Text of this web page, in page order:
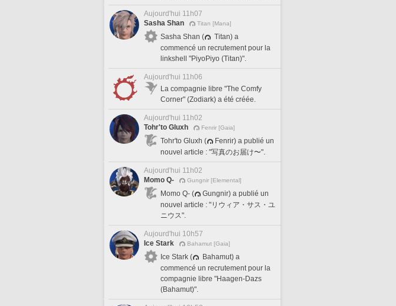
Aujourd'hui 11h07
Sasha Shan
Titan [Mana]
Sasha Shan (
Titan) a
commencé un recrutement pour la
linkshell "PiyoPiyo (Titan)".
Aujourd'hui 11h06
La compagnie libre "The Comfy
Corner" (Zodiark) a été créée.
Aujourd'hui 11h02
Tohr'to Gluxh
Fenrir [Gaia]
Tohr'to Gluxh (
Fenrir) a publié un
nouvel article : "写真のお届け〜".
Aujourd'hui 11h02
Momo Q-
Gungnir [Elemental]
Momo Q- (
Gungnir) a publié un
nouvel article : "リウィア・サス・ユ
ニウス".
Aujourd'hui 10h57
Ice Stark
Bahamut [Gaia]
Ice Stark (
Bahamut) a
commencé un recrutement pour la
compagnie libre "Haagen-Dazs
(Bahamut)".